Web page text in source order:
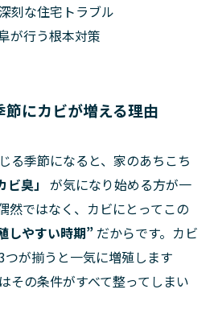
刻な住宅トラブル
が行う根本対策
節にカビが増える理由
る季節になると、家のあちこち
ビ臭」 が気になり始める方が一
然ではなく、カビにとってこの
しやすい時期” だからです。カビ
が揃うと一気に増殖します
その条件がすべて整ってしまい